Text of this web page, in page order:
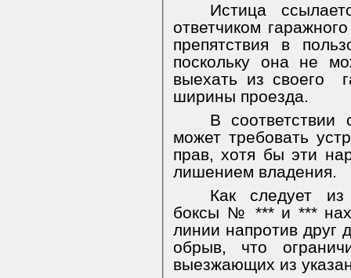
Истица
ответчиком
препятствия в
поскольку она не
выехать из своего
ширины проезда.
В
может требовать
прав, хотя бы эти
лишением владения.
Как следует
боксы № *** и ***
линии напротив друг
обрыв, что
выезжающих из